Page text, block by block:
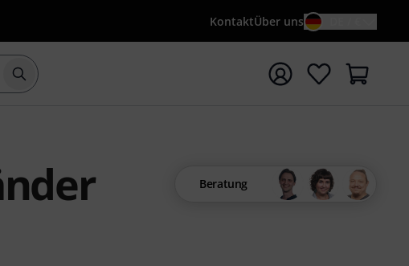
KontaktÜber uns
Suche mit Suchwort {searchTerm} starten
Beratung